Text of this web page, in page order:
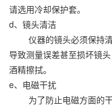
请选用冷却保护套。
d、镜头清洁
仪器的镜头必须保持清
导致测量误差甚至损坏镜
酒精擦拭。
e、电磁干扰
为了防止电磁方面的干